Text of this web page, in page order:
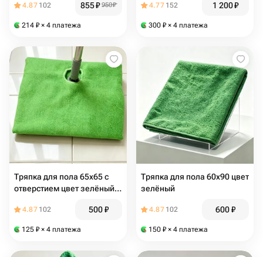
4.87 102 855₽ 950₽
214 ₽ × 4 платежа
4.77 152 1 200₽
300 ₽ × 4 платежа
Тряпка для пола 65х65 с
отверстием цвет зелёный 1
4.87 102 500₽
125 ₽ × 4 платежа
Тряпка для пола 60х90 цвет
зелёный
4.87 102 600₽
150 ₽ × 4 платежа